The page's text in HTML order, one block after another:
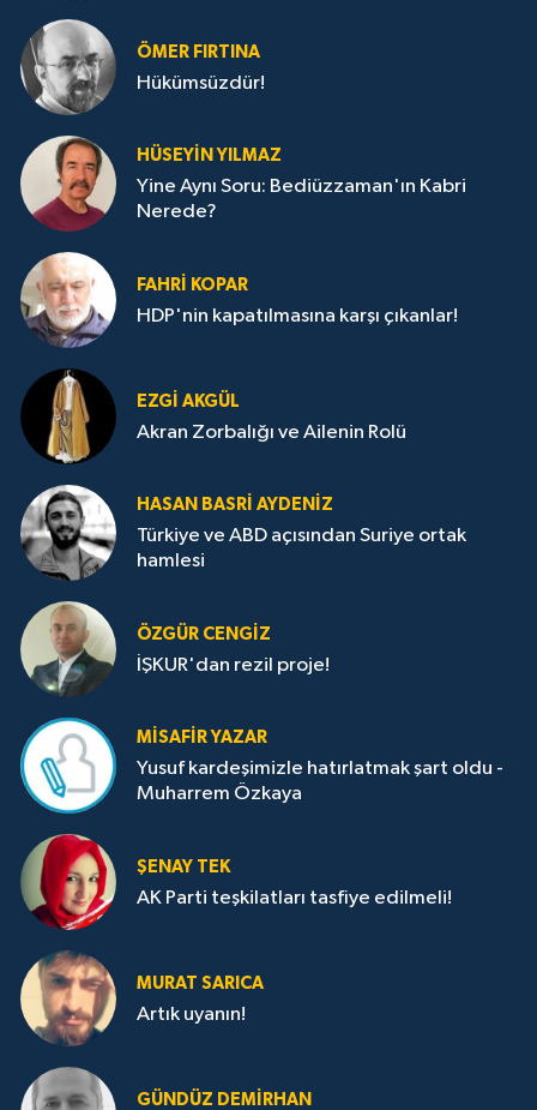
ÖMER FIRTINA
Hükümsüzdür!
HÜSEYIN YILMAZ
Yine Aynı Soru: Bediüzzaman'ın Kabri
Nerede?
FAHRI KOPAR
HDP'nin kapatılmasına karşı çıkanlar!
EZGI AKGÜL
Akran Zorbalığı ve Ailenin Rolü
HASAN BASRI AYDENIZ
Türkiye ve ABD açısından Suriye ortak
hamlesi
ÖZGÜR CENGIZ
İŞKUR'dan rezil proje!
MISAFIR YAZAR
Yusuf kardeşimizle hatırlatmak şart oldu -
Muharrem Özkaya
ŞENAY TEK
AK Parti teşkilatları tasfiye edilmeli!
MURAT SARICA
Artık uyanın!
GÜNDÜZ DEMIRHAN